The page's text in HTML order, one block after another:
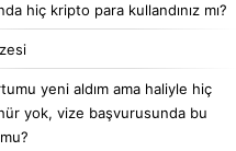
hiç kripto para kullandınız mı?
yeni aldım ama haliyle hiç
yok, vize başvurusunda bu